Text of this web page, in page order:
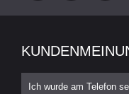
Ich wurde am Telefon